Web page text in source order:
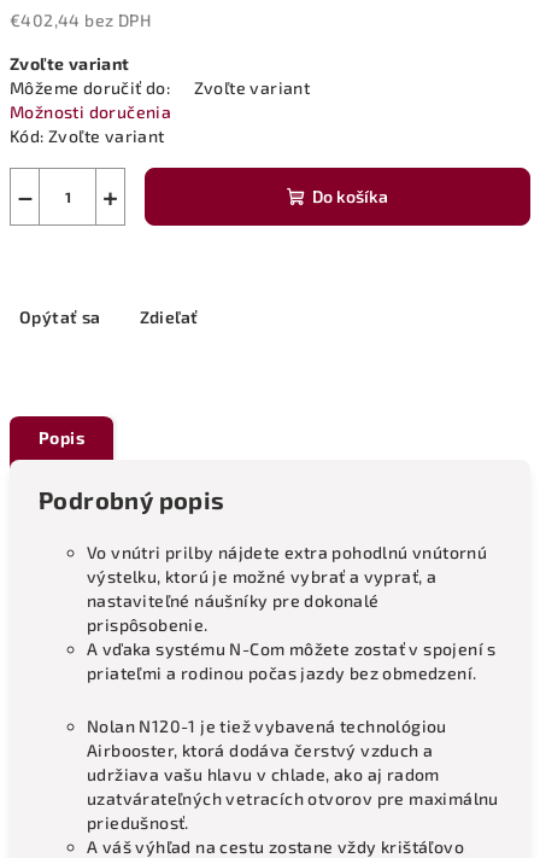
€402,44 bez DPH
cena:
Zvoľte variant
Môžeme doručiť do:
Zvoľte variant
Možnosti doručenia
Kód: Zvoľte variant
+
− Do košíka
Opýtať sa Zdieľať
Popis
Podrobný popis
Vo vnútri prilby nájdete extra pohodlnú vnútornú
výstelku, ktorú je možné vybrať a vyprať, a
nastaviteľné náušníky pre dokonalé
prispôsobenie.
A vďaka systému N-Com môžete zostať v spojení s
priateľmi a rodinou počas jazdy bez obmedzení.
Nolan N120-1 je tiež vybavená technológiou
Airbooster, ktorá dodáva čerstvý vzduch a
udržiava vašu hlavu v chlade, ako aj radom
uzatvárateľných vetracích otvorov pre maximálnu
priedušnosť.
A váš výhľad na cestu zostane vždy krištáľovo